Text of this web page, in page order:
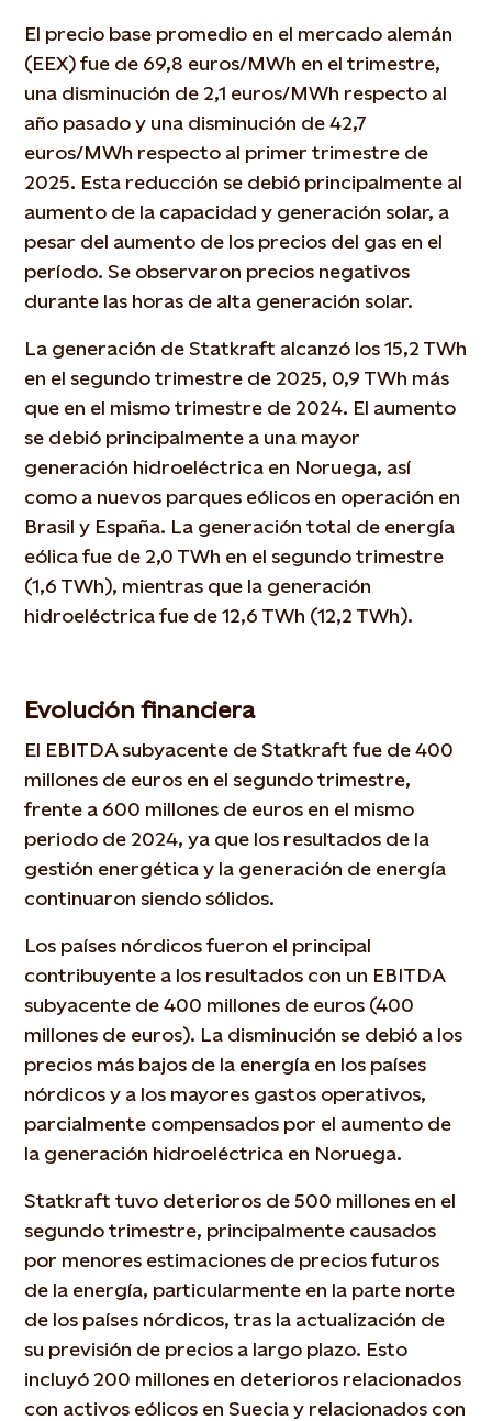
El precio base promedio en el mercado alemán
(EEX) fue de 69,8 euros/MWh en el trimestre,
una disminución de 2,1 euros/MWh respecto al
año pasado y una disminución de 42,7
euros/MWh respecto al primer trimestre de
2025. Esta reducción se debió principalmente al
aumento de la capacidad y generación solar, a
pesar del aumento de los precios del gas en el
período. Se observaron precios negativos
durante las horas de alta generación solar.
La generación de Statkraft alcanzó los 15,2 TWh
en el segundo trimestre de 2025, 0,9 TWh más
que en el mismo trimestre de 2024. El aumento
se debió principalmente a una mayor
generación hidroeléctrica en Noruega, así
como a nuevos parques eólicos en operación en
Brasil y España. La generación total de energía
eólica fue de 2,0 TWh en el segundo trimestre
(1,6 TWh), mientras que la generación
hidroeléctrica fue de 12,6 TWh (12,2 TWh).
Evolución financiera
El EBITDA subyacente de Statkraft fue de 400
millones de euros en el segundo trimestre,
frente a 600 millones de euros en el mismo
periodo de 2024, ya que los resultados de la
gestión energética y la generación de energía
continuaron siendo sólidos.
Los países nórdicos fueron el principal
contribuyente a los resultados con un EBITDA
subyacente de 400 millones de euros (400
millones de euros). La disminución se debió a los
precios más bajos de la energía en los países
nórdicos y a los mayores gastos operativos,
parcialmente compensados por el aumento de
la generación hidroeléctrica en Noruega.
Statkraft tuvo deterioros de 500 millones en el
segundo trimestre, principalmente causados
por menores estimaciones de precios futuros
de la energía, particularmente en la parte norte
de los países nórdicos, tras la actualización de
su previsión de precios a largo plazo. Esto
incluyó 200 millones en deterioros relacionados
con activos eólicos en Suecia y relacionados con